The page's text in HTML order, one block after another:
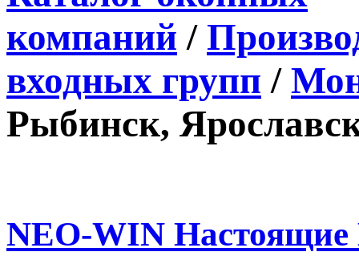
компаний /
входных групп /
Рыбинск,
NEO-WIN